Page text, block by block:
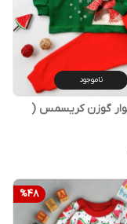
ناموجود
بلوز و شلوار گوزن کریسمس (
%48